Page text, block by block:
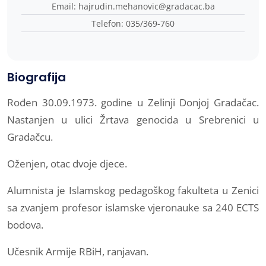
Email: hajrudin.mehanovic@gradacac.ba
Telefon: 035/369-760
Biografija
Rođen 30.09.1973. godine u Zelinji Donjoj Gradačac.
Nastanjen u ulici Žrtava genocida u Srebrenici u
Gradačcu.
Oženjen, otac dvoje djece.
Alumnista je Islamskog pedagoškog fakulteta u Zenici
sa zvanjem profesor islamske vjeronauke sa 240 ECTS
bodova.
Učesnik Armije RBiH, ranjavan.